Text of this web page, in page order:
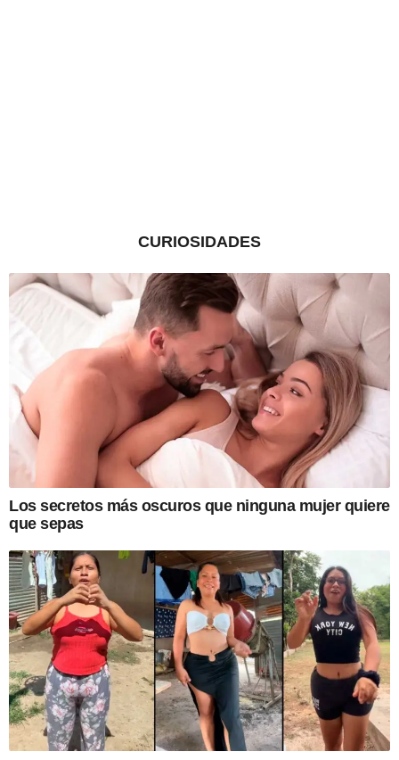
CURIOSIDADES
Los secretos más oscuros que ninguna mujer quiere
que sepas